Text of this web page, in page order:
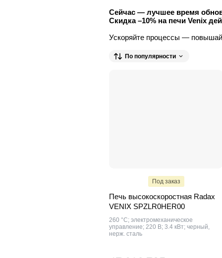
Сейчас — лучшее время
Скидка –10% на печи Venix
Ускоряйте процессы —
По популярности
Под заказ
Печь высокоскоростная Radax
VENIX SPZLR0HER00
260 °C; электромеханическое
управление; 220 В; 3.4 кВт; черный,
нерж. сталь